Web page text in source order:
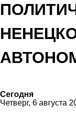
Сегодня
Четверг, 6 августа